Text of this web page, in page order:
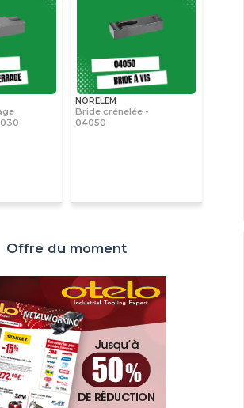
NORELEM
Bride crénelée -
04050
Offre du moment